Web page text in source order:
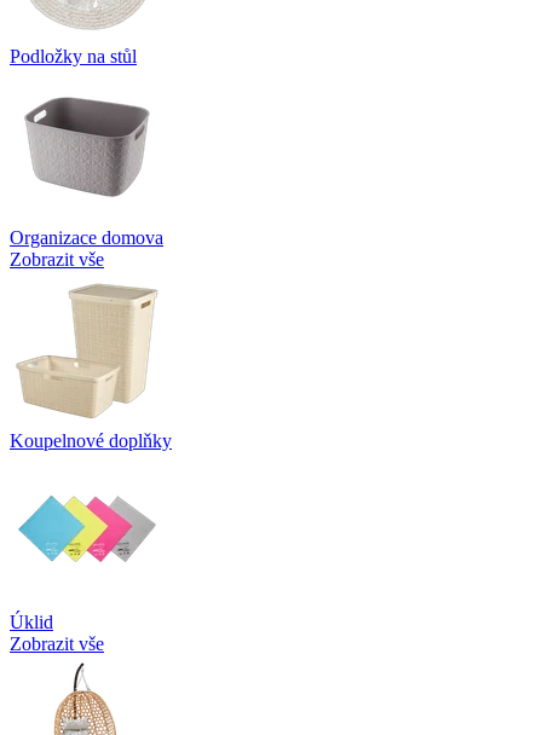
Podložky na stůl
Organizace domova
Zobrazit vše
Koupelnové doplňky
Úklid
Zobrazit vše